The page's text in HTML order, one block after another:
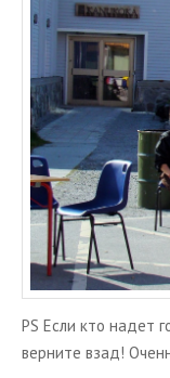
PS Если кто надет
вер­ни­те взад!